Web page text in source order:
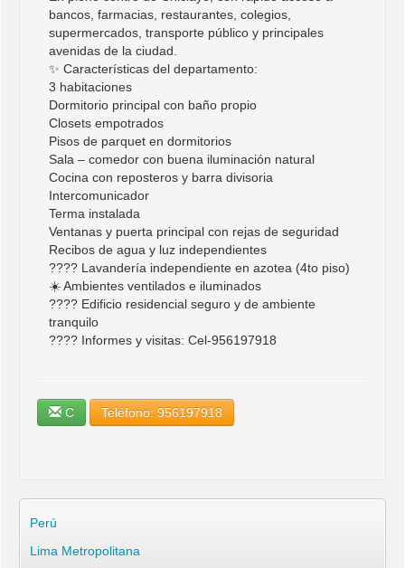
bancos, farmacias, restaurantes, colegios,
supermercados, transporte público y principales
avenidas de la ciudad.
✨ Características del departamento:
3 habitaciones
Dormitorio principal con baño propio
Closets empotrados
Pisos de parquet en dormitorios
Sala – comedor con buena iluminación natural
Cocina con reposteros y barra divisoria
Intercomunicador
Terma instalada
Ventanas y puerta principal con rejas de seguridad
Recibos de agua y luz independientes
???? Lavandería independiente en azotea (4to piso)
☀️ Ambientes ventilados e iluminados
???? Edificio residencial seguro y de ambiente
tranquilo
???? Informes y visitas: Cel-956197918
C Teléfono: 956197918
Perú
Lima Metropolitana